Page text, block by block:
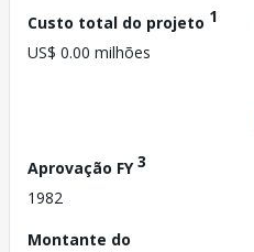
Custo total do projeto 1
US$ 0.00 milhões
Aprovação FY3
1982
Montante do